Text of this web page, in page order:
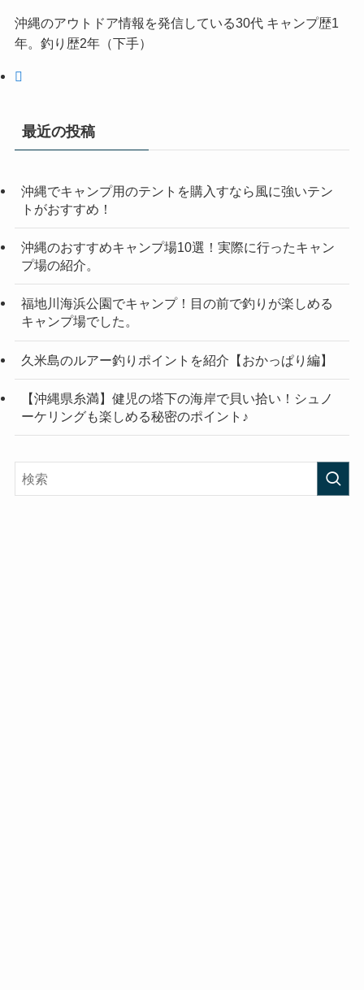
沖縄のアウトドア情報を発信している30代 キャンプ歴1
年。釣り歴2年（下手）
最近の投稿
沖縄でキャンプ用のテントを購入すなら風に強いテン
トがおすすめ！
沖縄のおすすめキャンプ場10選！実際に行ったキャン
プ場の紹介。
福地川海浜公園でキャンプ！目の前で釣りが楽しめる
キャンプ場でした。
久米島のルアー釣りポイントを紹介【おかっぱり編】
【沖縄県糸満】健児の塔下の海岸で貝い拾い！シュノ
ーケリングも楽しめる秘密のポイント♪